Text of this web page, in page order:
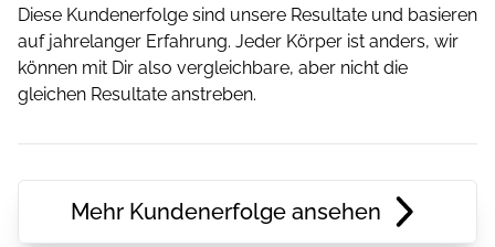
Diese Kundenerfolge sind unsere Resultate und basieren
auf jahrelanger Erfahrung. Jeder Körper ist anders, wir
können mit Dir also vergleichbare, aber nicht die
gleichen Resultate anstreben.
Mehr Kundenerfolge ansehen